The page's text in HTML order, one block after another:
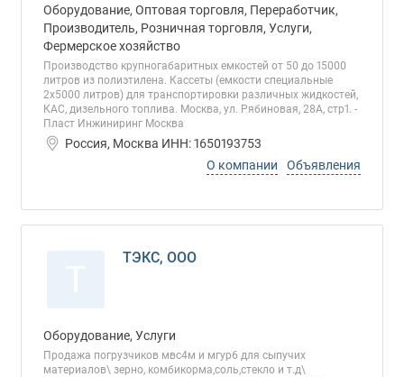
Оборудование, Оптовая торговля, Переработчик,
Производитель, Розничная торговля, Услуги,
Фермерское хозяйство
Производство крупногабаритных емкостей от 50 до 15000
литров из полиэтилена. Кассеты (емкости специальные
2х5000 литров) для транспортировки различных жидкостей,
КАС, дизельного топлива. Москва, ул. Рябиновая, 28А, стр1. -
Пласт Инжиниринг Москва
Россия, Москва ИНН: 1650193753
О компании
Объявления
ТЭКС, ООО
Оборудование, Услуги
Продажа погрузчиков мвс4м и мгур6 для сыпучих
материалов\ зерно, комбикорма,соль,стекло и т.д\